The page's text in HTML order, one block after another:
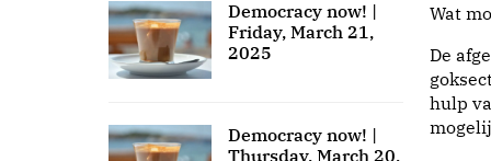
Democracy now! |
Friday, March 21,
2025
Democracy now! |
Thursday, March 20,
Wat
De
hulp